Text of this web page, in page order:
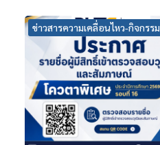
ข่าวสารความเคลื่อนไหว-กิจกรรม